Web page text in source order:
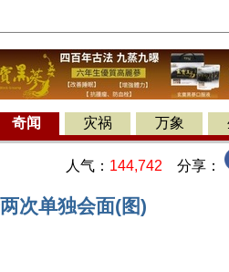
奇闻 灾祸 万象
人气： 144,742 分享：
次单独会面(图)